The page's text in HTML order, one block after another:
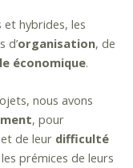
hybrides, les
d’organisation, de
économique.
nous avons
, pour
de leur difficulté
prémices de leurs